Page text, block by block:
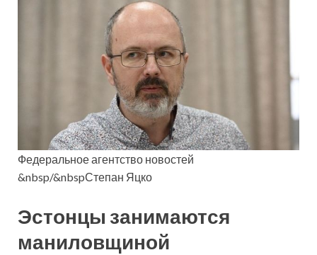
Федеральное агентство новостей
&nbsp/&nbspСтепан Яцко
Эстонцы занимаются
маниловщиной